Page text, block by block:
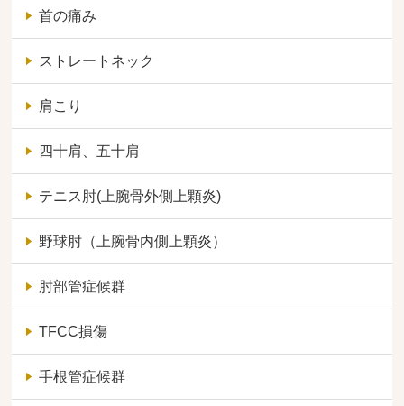
首の痛み
ストレートネック
肩こり
四十肩、五十肩
テニス肘(上腕骨外側上顆炎)
野球肘（上腕骨内側上顆炎）
肘部管症候群
TFCC損傷
手根管症候群